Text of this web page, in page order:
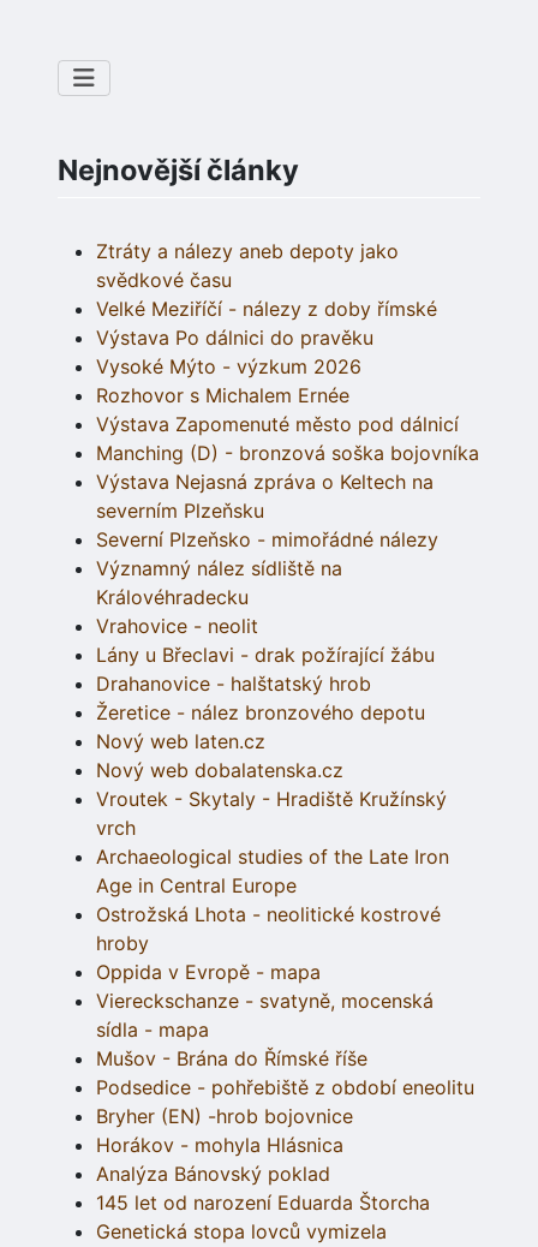
Nejnovější články
Ztráty a nálezy aneb depoty jako
svědkové času
Velké Meziříčí - nálezy z doby římské
Výstava Po dálnici do pravěku
Vysoké Mýto - výzkum 2026
Rozhovor s Michalem Ernée
Výstava Zapomenuté město pod dálnicí
Manching (D) - bronzová soška bojovníka
Výstava Nejasná zpráva o Keltech na
severním Plzeňsku
Severní Plzeňsko - mimořádné nálezy
Významný nález sídliště na
Královéhradecku
Vrahovice - neolit
Lány u Břeclavi - drak požírající žábu
Drahanovice - halštatský hrob
Žeretice - nález bronzového depotu
Nový web laten.cz
Nový web dobalatenska.cz
Vroutek - Skytaly - Hradiště Kružínský
vrch
Archaeological studies of the Late Iron
Age in Central Europe
Ostrožská Lhota - neolitické kostrové
hroby
Oppida v Evropě - mapa
Viereckschanze - svatyně, mocenská
sídla - mapa
Mušov - Brána do Římské říše
Podsedice - pohřebiště z období eneolitu
Bryher (EN) -hrob bojovnice
Horákov - mohyla Hlásnica
Analýza Bánovský poklad
145 let od narození Eduarda Štorcha
Genetická stopa lovců vymizela